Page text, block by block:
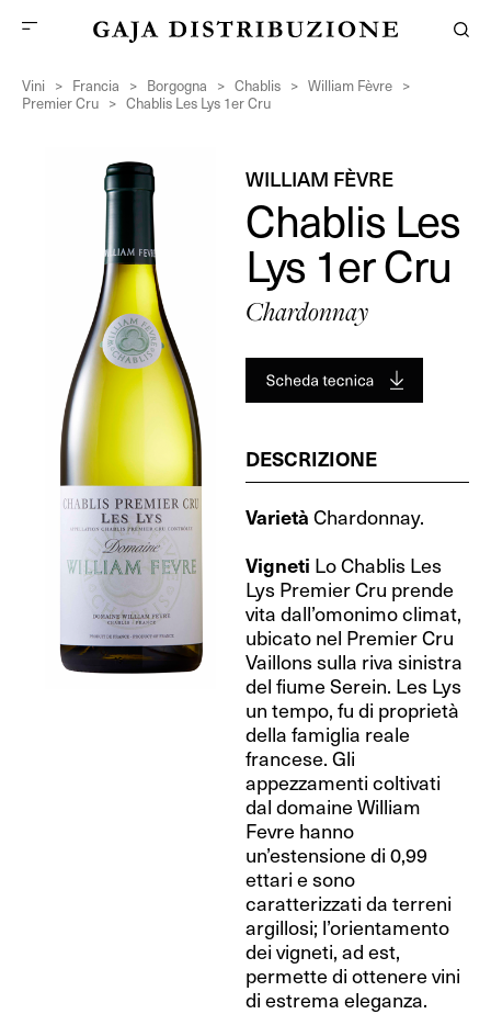
Vini > Francia > Borgogna > Chablis > William Fèvre >
Premier Cru > Chablis Les Lys 1er Cru
WILLIAM FÈVRE
Chablis Les
Lys 1er Cru
Chardonnay
DESCRIZIONE
Varietà Chardonnay.
Vigneti Lo Chablis Les
Lys Premier Cru prende
vita dall’omonimo climat,
ubicato nel Premier Cru
Vaillons sulla riva sinistra
del fiume Serein. Les Lys
un tempo, fu di proprietà
della famiglia reale
francese. Gli
appezzamenti coltivati
dal domaine William
Fevre hanno
un’estensione di 0,99
ettari e sono
caratterizzati da terreni
argillosi; l’orientamento
dei vigneti, ad est,
permette di ottenere vini
di estrema eleganza.